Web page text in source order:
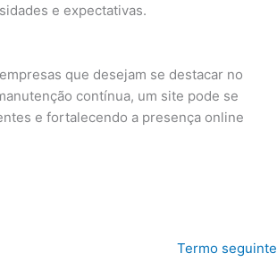
e expectativas.
que desejam se destacar no
contínua, um site pode se
e fortalecendo a presença online
Termo seguinte